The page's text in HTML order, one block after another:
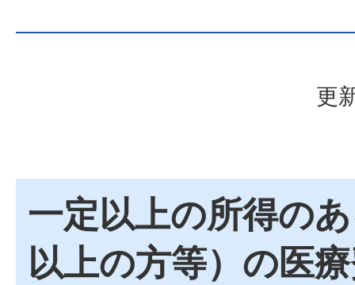
更
一定以上の所得の
以上の方等）の医